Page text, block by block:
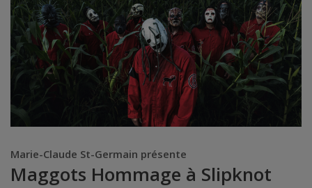
Marie-Claude St-Germain présente
Maggots Hommage à Slipknot